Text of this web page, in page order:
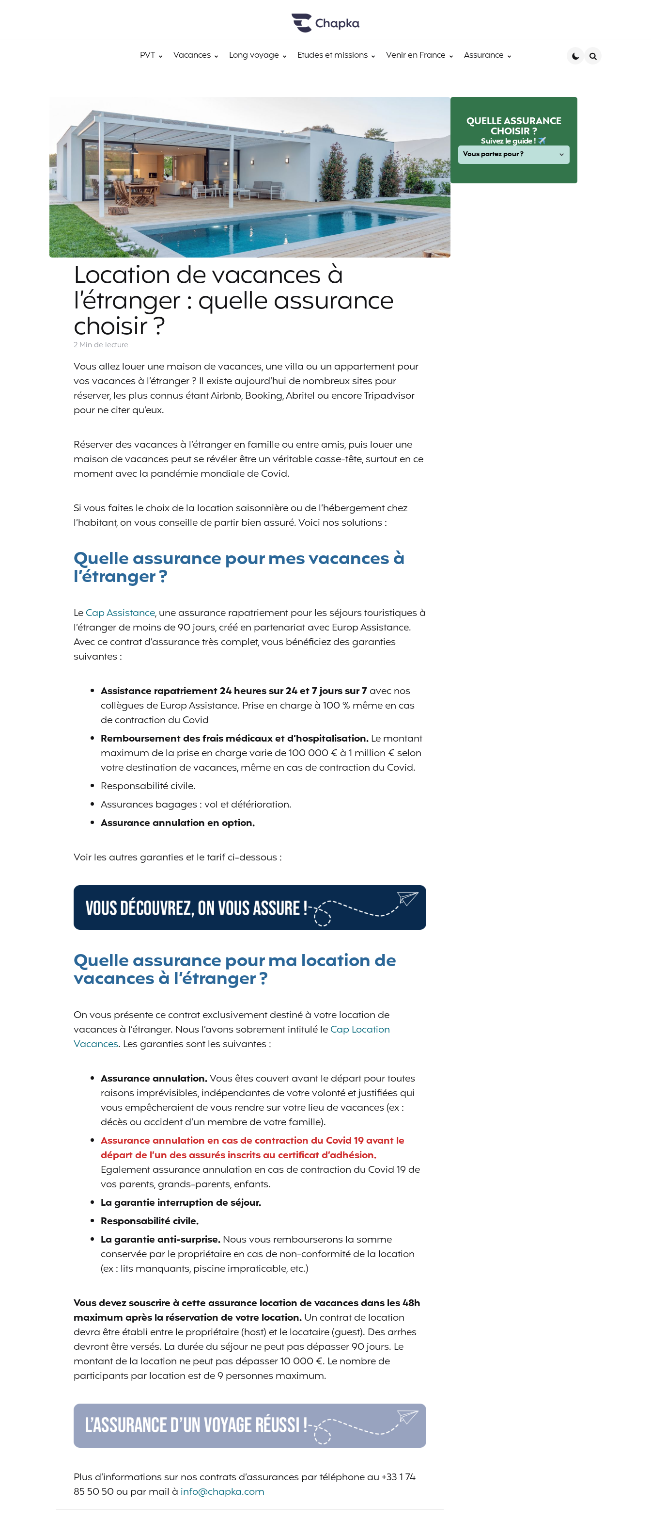
PVT Vacances Long voyage Etudes et missions Venir en France Assurance
Location de vacances à
l’étranger : quelle assurance
choisir ?
2 Min de lecture
Vous allez louer une maison de vacances, une villa ou un appartement pour
vos vacances à l’étranger ? Il existe aujourd’hui de nombreux sites pour
réserver, les plus connus étant Airbnb, Booking, Abritel ou encore Tripadvisor
pour ne citer qu’eux.
Réserver des vacances à l’étranger en famille ou entre amis, puis louer une
maison de vacances peut se révéler être un véritable casse-tête, surtout en ce
moment avec la pandémie mondiale de Covid.
Si vous faites le choix de la location saisonnière ou de l’hébergement chez
l’habitant, on vous conseille de partir bien assuré. Voici nos solutions :
Quelle assurance pour mes vacances à
l’étranger ?
LeCap Assistance, une assurance rapatriement pour les séjours touristiques à
l’étranger de moins de 90 jours, créé en partenariat avec Europ Assistance.
Avec ce contrat d’assurance très complet, vous bénéficiez des garanties
suivantes :
Assistance rapatriement 24 heures sur 24 et 7 jours sur 7avec nos
collègues de Europ Assistance. Prise en charge à 100 % même en cas
de contraction du Covid
Remboursement des frais médicaux et d’hospitalisation.Le montant
maximum de la prise en charge varie de 100 000 € à 1 million € selon
votre destination de vacances, même en cas de contraction du Covid.
Responsabilité civile.
Assurances bagages : vol et détérioration.
Assurance annulation en option.
Voir les autres garanties et le tarif ci-dessous :
Quelle assurance pour ma location de
vacances à l’étranger ?
On vous présente ce contrat exclusivement destiné à votre location de
vacances à l’étranger. Nous l’avons sobrement intitulé leCap Location
Vacances. Les garanties sont les suivantes :
Assurance annulation.Vous êtes couvert avant le départ pour toutes
raisons imprévisibles, indépendantes de votre volonté et justifiées qui
vous empêcheraient de vous rendre sur votre lieu de vacances (ex :
décès ou accident d’un membre de votre famille).
Assurance annulation en cas de contraction du Covid 19 avant le
départ de l’un des assurés inscrits au certificat d’adhésion.
Egalement assurance annulation en cas de contraction du Covid 19 de
vos parents, grands-parents, enfants.
La garantie interruption de séjour.
Responsabilité civile.
La garantie anti-surprise.Nous vous rembourserons la somme
conservée par le propriétaire en cas de non-conformité de la location
(ex : lits manquants, piscine impraticable, etc.)
Vous devez souscrire à cette assurance location de vacances dans les 48h
maximum après la réservation de votre location.Un contrat de location
devra être établi entre le propriétaire (host) et le locataire (guest). Des arrhes
devront être versés. La durée du séjour ne peut pas dépasser 90 jours. Le
montant de la location ne peut pas dépasser 10 000 €. Le nombre de
participants par location est de 9 personnes maximum.
Plus d’informations sur nos contrats d’assurances par téléphone au +33 1 74
85 50 50 ou par mail à info@chapka.com
QUELLE ASSURANCE
CHOISIR ?
Suivez le guide !